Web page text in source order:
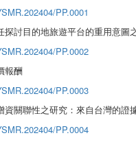
PP.0001
探討目的地旅遊平台的重用意圖
PP.0002
報酬
PP.0003
資關聯性之研究：來自台灣的證
PP.0004